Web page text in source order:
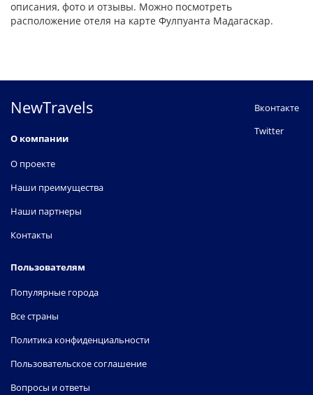
описания, фото и отзывы. Можно посмотреть
расположение отеля на карте Фулпуанта Мадагаскар.
NewTravels
О компании
О проекте
Наши преимущества
Наши партнеры
Контакты
Пользователям
Популярные города
Все страны
Политика конфиденциальности
Пользовательское соглашение
Вопросы и ответы
Вконтакте
Twitter